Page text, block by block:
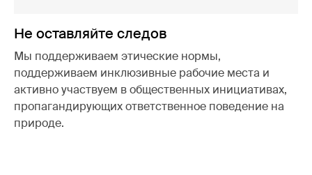
Не оставляйте следов
Мы поддерживаем этические нормы,
поддерживаем инклюзивные рабочие места и
активно участвуем в общественных инициативах,
пропагандирующих ответственное поведение на
природе.